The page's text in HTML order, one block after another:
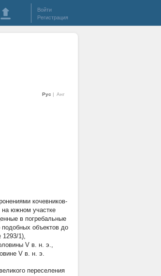
Войти
Регистрация
Рус Анг
кочевников-
на южном участке
в погребальные
объектов до
1293/1),
V в. н. э.,
V в. н. э.
переселения